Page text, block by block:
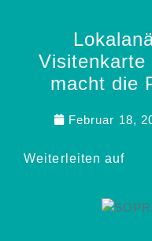
Visitenkarte
macht die
Februar 18,
Weiterleiten auf